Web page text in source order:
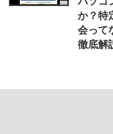
か？特
会って
徹底解